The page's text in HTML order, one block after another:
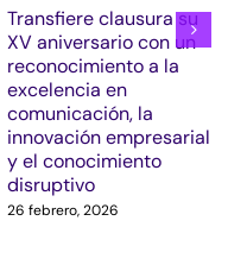
Transfiere clausura su
XV aniversario con un
reconocimiento a la
excelencia en
comunicación, la
innovación empresarial
y el conocimiento
disruptivo
26 febrero, 2026